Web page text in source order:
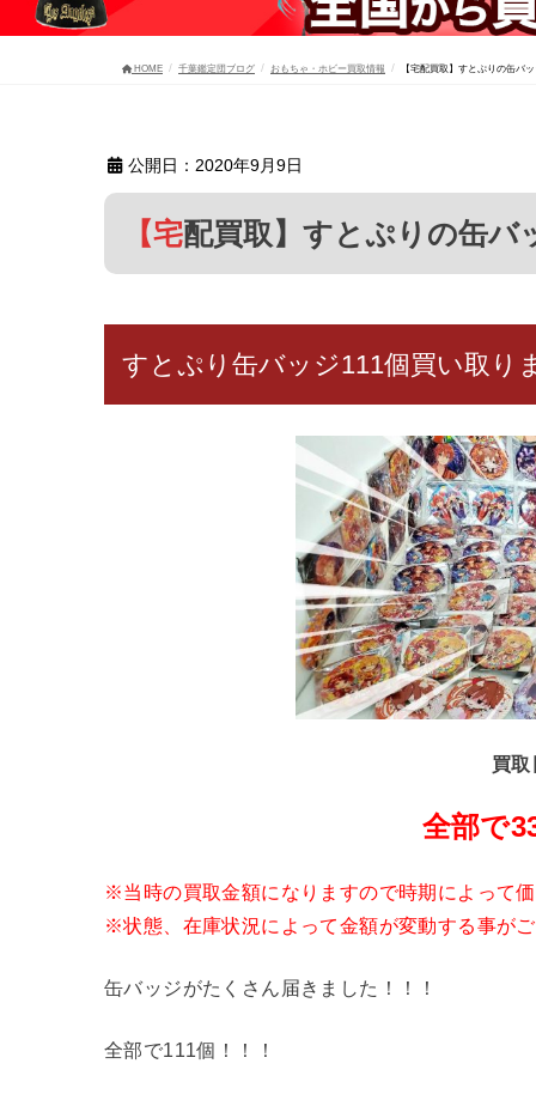
HOME 千葉鑑定団ブログ おもちゃ・ホビー買取情報 【宅配買取】すとぷりの缶バ
公開日：2020年9月9日
【宅配買取】すとぷりの
すとぷり缶バッジ111個買い取り
買
全部で
※当時の買取金額になりますので時期によって
※状態、在庫状況によって金額が変動する事が
缶バッジがたくさん届きました！！！
全部で111個！！！